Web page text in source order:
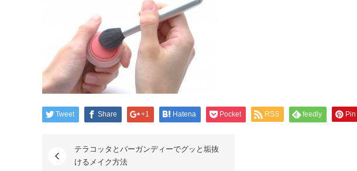
Tweet Share +1 Hatena Pocket RSS feedly
テラコッタとバーガンディーでグッと垢抜
けるメイク方法